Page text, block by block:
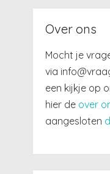
Over ons
Mocht je
via
een kijkje op
hier de over
aangesloten